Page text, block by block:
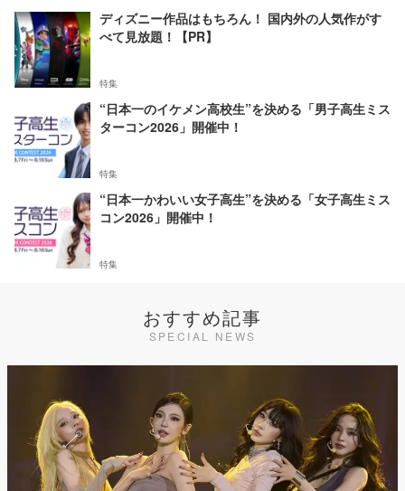
ディズニー作品はもちろん！ 国内外の人気作がす
べて見放題！【PR】
特集
“日本一のイケメン高校生”を決める「男子高生ミス
ターコン2026」開催中！
特集
“日本一かわいい女子高生”を決める「女子高生ミス
コン2026」開催中！
特集
おすすめ記事
SPECIAL NEWS